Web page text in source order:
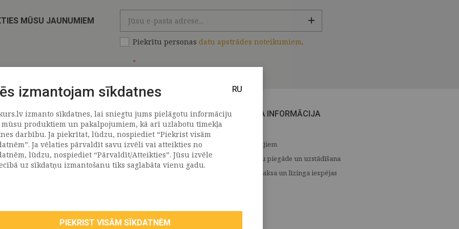
MŪSU JAUNUMIEM
Piekrītu personas datu apstrādes noteikumiem.
*
PAR MUMS
Uzņēmums
Vēsture
Kontakti
CITA INFORMĀCIJA
Medijiem
Preču piegāde un uzstādīšana
Apmaksa un līzinga iespējas
izmantojam sīkdatnes RU
izmanto sīkdatnes, lai sniegtu jums pielāgotu informāciju
produktiem un pakalpojumiem, kā arī uzlabotu tīmekļa
darbību. Ja piekrītat, lūdzu, nospiediet “Piekrist visām
Ja vēlaties pārvaldīt savu izvēli vai atteikties no
lūdzu, nospiediet “Pārvaldīt/Atteikties”. Jūsu izvēle
uz sīkdatņu izmantošanu tiks saglabāta vienu gadu.
PIEKRIST VISĀM SĪKDATNĒM